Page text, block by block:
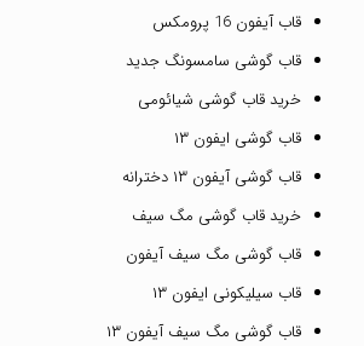
قاب آیفون 16 پرومکس
قاب گوشی سامسونگ جدید
خرید قاب گوشی شیائومی
قاب گوشی ایفون ۱۳
قاب گوشی آیفون ۱۳ دخترانه
خرید قاب گوشی مگ سیف
قاب گوشی مگ سیف آیفون
قاب سیلیکونی ایفون ۱۳
قاب گوشی مگ سیف آیفون ۱۳